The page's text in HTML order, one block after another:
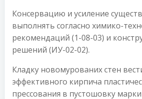
Консервацию и усиление
выполнять согласно химико-
рекомендаций (1-08-03) и
решений (ИУ-02-02).
Кладку новомурованих стен
эффективного кирпича
прессования в пустошовку